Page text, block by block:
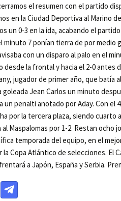
el resumen con el partido
en la Ciudad Deportiva al Marino
un 0-3 en la ida, acabando el
minuto 7 ponían tierra de por medio
con un disparo al palo en el
desde la frontal y hacia el 2-0 antes
jugador de primer año, que
goleada Jean Carlos un minuto
un penalti anotado por Aday. Con
por la tercera plaza, siendo
al Maspalomas por 1-2. Restan
temporada del equipo, en el
Copa Atlántico de selecciones. El
a Japón, España y Serbia.